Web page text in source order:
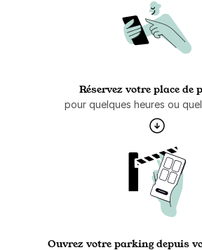
Réservez votre place de
pour quelques heures ou
Ouvrez votre parking depuis